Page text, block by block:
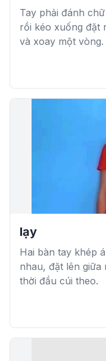
Tay phải đánh
rồi kéo xuống đặt
và xoay một vòng.
lạy
Hai bàn tay khép
nhau, đặt lên
thời đầu cúi theo.